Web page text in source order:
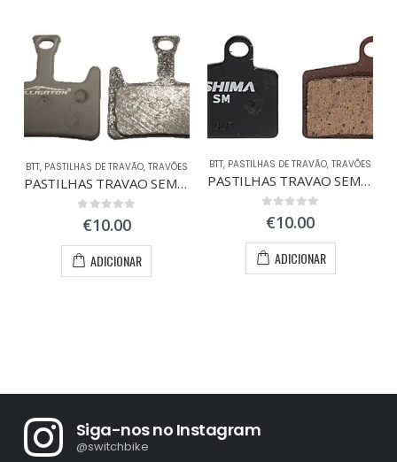
BTT, PASTILHAS DE TRAVÃO, TRAVÕES
PASTILHAS TRAVAO SEMI-METAL HAYES PRIME
out of 5
€10.00
ADICIONAR
BTT, PASTILHAS DE TRAVÃO,TRAVÕES
PASTILHAS TRAVAO SEMI-METAL HAYES STROKER RYDE
out of 5
€10.00
ADICIONAR
Siga-nos no Instagram
@switchbike